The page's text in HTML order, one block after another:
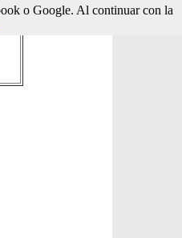
o Google. Al continuar con la